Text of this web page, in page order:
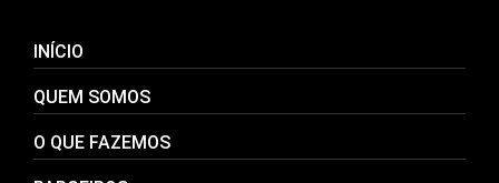
INÍCIO
QUEM SOMOS
O QUE FAZEMOS